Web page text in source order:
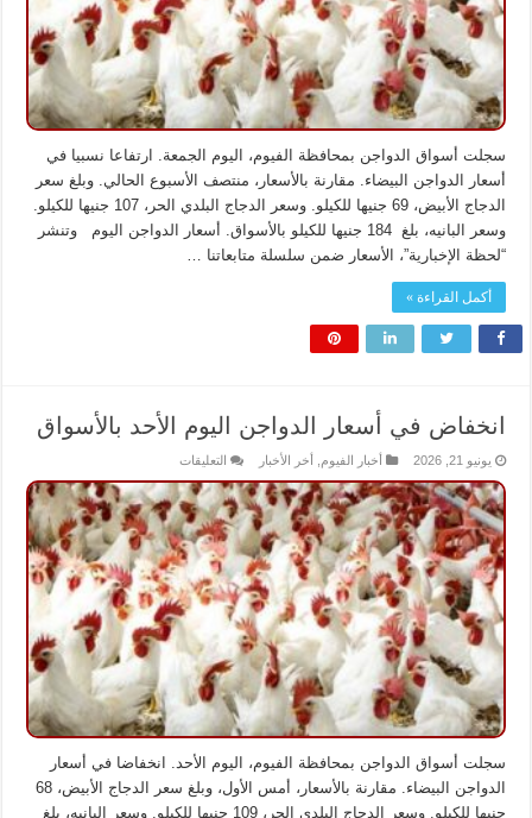
سجلت أسواق الدواجن بمحافظة الفيوم، اليوم الجمعة. ارتفاعا نسبيا في
أسعار الدواجن البيضاء. مقارنة بالأسعار، منتصف الأسبوع الحالي. وبلغ سعر
الدجاج الأبيض، 69 جنيها للكيلو. وسعر الدجاج البلدي الحر، 107 جنيها للكيلو.
وسعر البانيه، بلغ 184 جنيها للكيلو بالأسواق. أسعار الدواجن اليوم وتنشر
“لحظة الإخبارية”، الأسعار ضمن سلسلة متابعاتنا …
أكمل القراءة »
انخفاض في أسعار الدواجن اليوم الأحد بالأسواق
يونيو 21, 2026 أخبار الفيوم أخر الأخبار التعليقاتعلى
في
أسعار
الدواجن
اليوم
الأحد
بالأسواق
مغلقة
سجلت أسواق الدواجن بمحافظة الفيوم، اليوم الأحد. انخفاضا في أسعار
الدواجن البيضاء. مقارنة بالأسعار، أمس الأول، وبلغ سعر الدجاج الأبيض، 68
جنيها للكيلو. وسعر الدجاج البلدي الحر، 109 جنيها للكيلو. وسعر البانيه، بلغ